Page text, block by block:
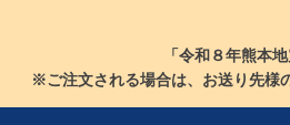
「令和８年熊本
※ご注文される場合は、お送り先様